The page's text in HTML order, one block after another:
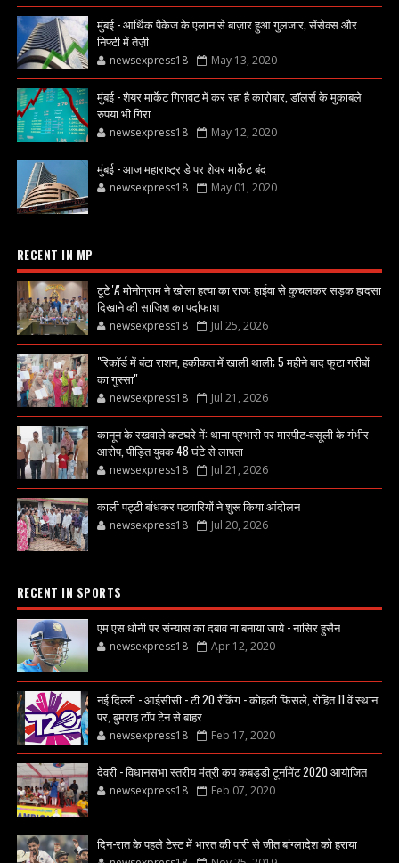
मुंबई - आर्थिक पैकेज के एलान से बाज़ार हुआ गुलजार, सेंसेक्स और
निफ्टी में तेज़ी
newsexpress18 May 13, 2020
मुंबई - शेयर मार्केट गिरावट में कर रहा है कारोबार, डॉलर्स के मुकाबले
रुपया भी गिरा
newsexpress18 May 12, 2020
मुंबई - आज महाराष्ट्र डे पर शेयर मार्केट बंद
newsexpress18 May 01, 2020
RECENT IN MP
टूटे 'A' मोनोग्राम ने खोला हत्या का राज: हाईवा से कुचलकर सड़क हादसा
दिखाने की साजिश का पर्दाफाश
newsexpress18 Jul 25, 2026
"रिकॉर्ड में बंटा राशन, हकीकत में खाली थाली; 5 महीने बाद फूटा गरीबों
का गुस्सा"
newsexpress18 Jul 21, 2026
कानून के रखवाले कटघरे में: थाना प्रभारी पर मारपीट-वसूली के गंभीर
आरोप, पीड़ित युवक 48 घंटे से लापता
newsexpress18 Jul 21, 2026
काली पट्टी बांधकर पटवारियों ने शुरू किया आंदोलन
newsexpress18 Jul 20, 2026
RECENT IN SPORTS
एम एस धोनी पर संन्यास का दबाव ना बनाया जाये - नासिर हुसैन
newsexpress18 Apr 12, 2020
नई दिल्ली - आईसीसी - टी 20 रैंकिंग - कोहली फिसले, रोहित 11 वें स्थान
पर, बुमराह टॉप टेन से बाहर
newsexpress18 Feb 17, 2020
देवरी - विधानसभा स्तरीय मंत्री कप कबड्डी टूर्नामेंट 2020 आयोजित
newsexpress18 Feb 07, 2020
दिन-रात के पहले टेस्ट में भारत की पारी से जीत बांग्लादेश को हराया